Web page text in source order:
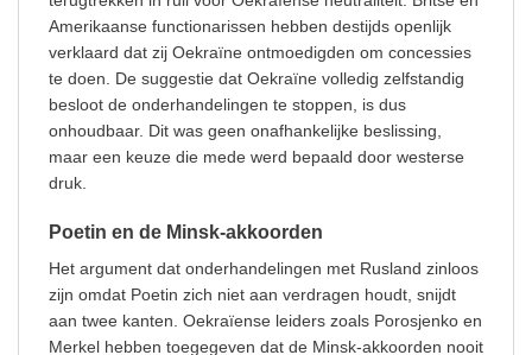
Amerikaanse functionarissen hebben destijds openlijk
verklaard dat zij Oekraïne ontmoedigden om concessies
te doen. De suggestie dat Oekraïne volledig zelfstandig
besloot de onderhandelingen te stoppen, is dus
onhoudbaar. Dit was geen onafhankelijke beslissing,
maar een keuze die mede werd bepaald door westerse
druk.
Poetin en de Minsk-akkoorden
Het argument dat onderhandelingen met Rusland zinloos
zijn omdat Poetin zich niet aan verdragen houdt, snijdt
aan twee kanten. Oekraïense leiders zoals Porosjenko en
Merkel hebben toegegeven dat de Minsk-akkoorden nooit